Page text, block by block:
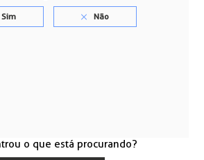
o que está procurando?